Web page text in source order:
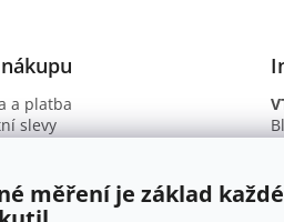
měření je základ
a platba
slevy
ochrany osobních údajů